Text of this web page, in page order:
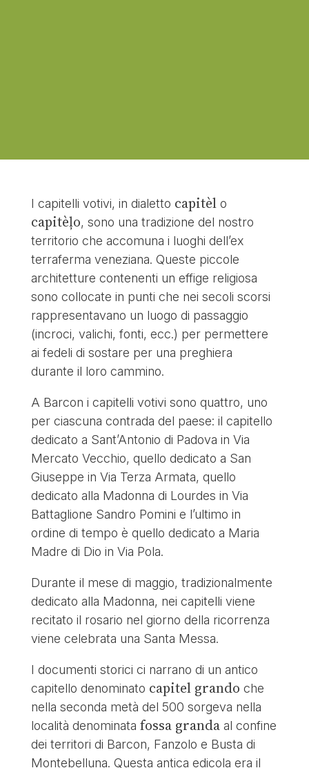
I capitelli votivi, in dialetto capitèl o
capitèļo, sono una tradizione del nostro
territorio che accomuna i luoghi dell’ex
terraferma veneziana. Queste piccole
architetture contenenti un effige religiosa
sono collocate in punti che nei secoli scorsi
rappresentavano un luogo di passaggio
(incroci, valichi, fonti, ecc.) per permettere
ai fedeli di sostare per una preghiera
durante il loro cammino.
A Barcon i capitelli votivi sono quattro, uno
per ciascuna contrada del paese: il capitello
dedicato a Sant’Antonio di Padova in Via
Mercato Vecchio, quello dedicato a San
Giuseppe in Via Terza Armata, quello
dedicato alla Madonna di Lourdes in Via
Battaglione Sandro Pomini e l’ultimo in
ordine di tempo è quello dedicato a Maria
Madre di Dio in Via Pola.
Durante il mese di maggio, tradizionalmente
dedicato alla Madonna, nei capitelli viene
recitato il rosario nel giorno della ricorrenza
viene celebrata una Santa Messa.
I documenti storici ci narrano di un antico
capitello denominato capitel grando che
nella seconda metà del 500 sorgeva nella
località denominata fossa granda al confine
dei territori di Barcon, Fanzolo e Busta di
Montebelluna. Questa antica edicola era il